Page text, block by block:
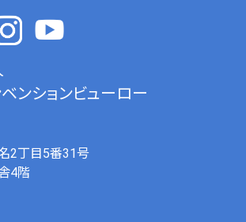
ンションビューロー
2丁目5番31号
4階